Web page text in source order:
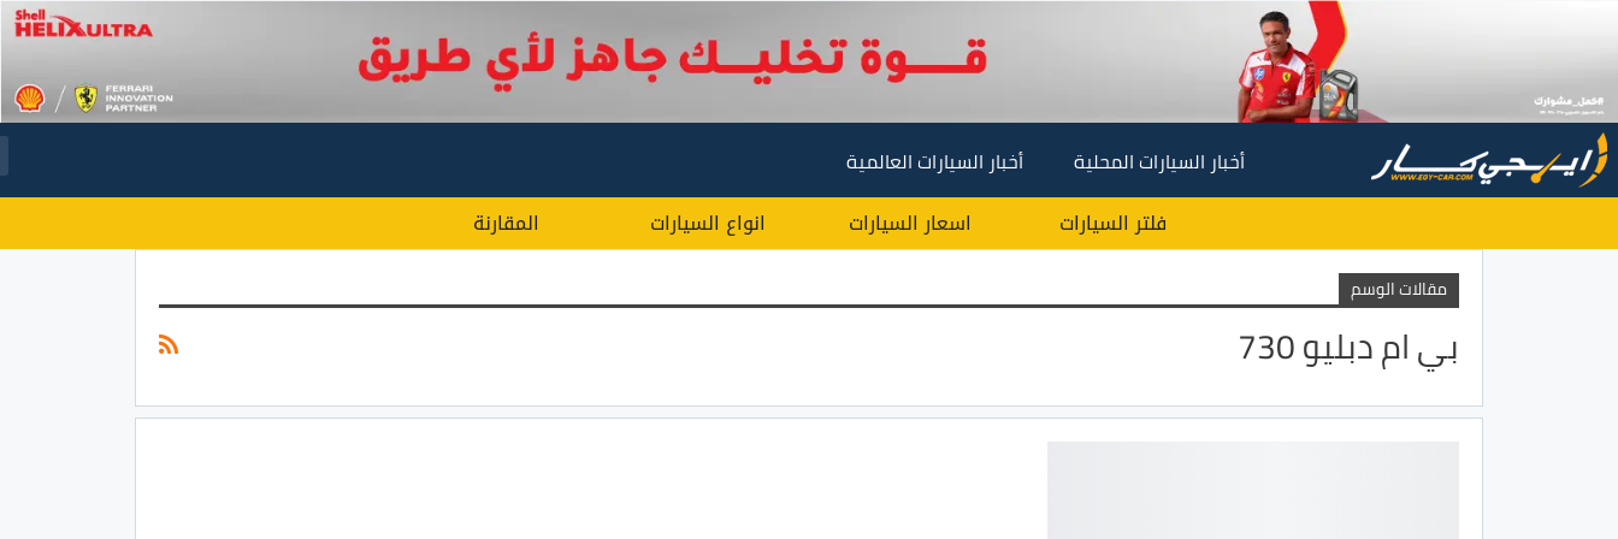
أخبار السيارات المحلية أخبار السيارات العالمية
فلتر السيارات اسعار السيارات انواع السيارات المقارنة
مقالات الوسم
بي ام دبليو 730